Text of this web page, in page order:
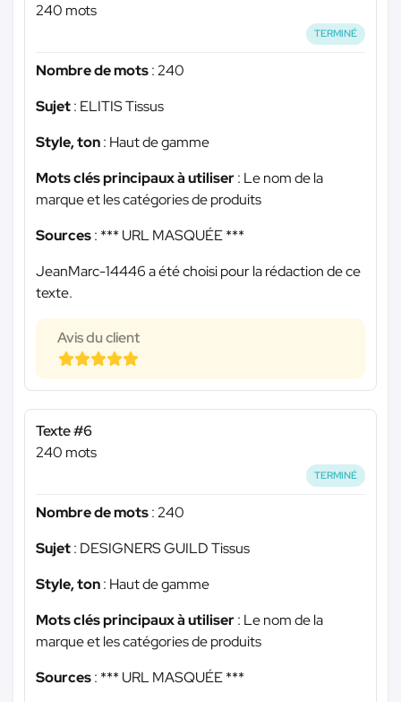
240 mots
TERMINÉ
Nombre de mots: 240
Sujet: ELITIS Tissus
Style, ton: Haut de gamme
Mots clés principaux à utiliser: Le nom de la
marque et les catégories de produits
Sources: *** URL MASQUÉE ***
JeanMarc-14446 a été choisi pour la rédaction de ce
texte.
Avis du client
Texte #6
240 mots
TERMINÉ
Nombre de mots: 240
Sujet: DESIGNERS GUILD Tissus
Style, ton: Haut de gamme
Mots clés principaux à utiliser: Le nom de la
marque et les catégories de produits
Sources: *** URL MASQUÉE ***